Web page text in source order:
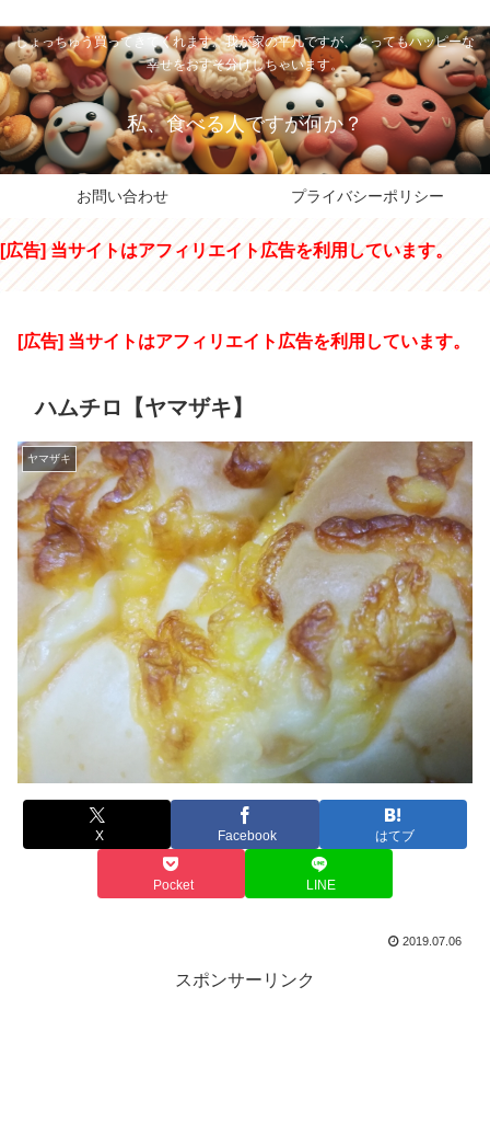
しょっちゅう買ってきてくれます。我が家の平凡ですが、とってもハッピーな
幸せをおすそ分けしちゃいます。
私、食べる人ですが何か？
お問い合わせ プライバシーポリシー
[広告] 当サイトはアフィリエイト広告を利用しています。
[広告] 当サイトはアフィリエイト広告を利用しています。
ハムチロ【ヤマザキ】
ヤマザキ
X Facebook はてブ
Pocket LINE
2019.07.06
スポンサーリンク